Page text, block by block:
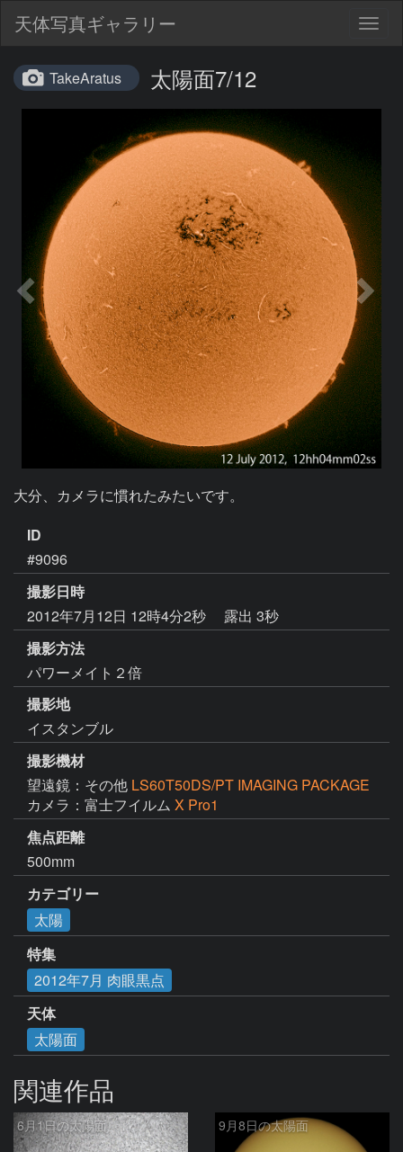
天体写真ギャラリー
TakeAratus 太陽面7/12
大分、カメラに慣れたみたいです。
ID
#9096
撮影日時
2012年7月12日 12時4分2秒
露出 3秒
撮影方法
パワーメイト２倍
撮影地
イスタンブル
撮影機材
望遠鏡：その他 LS60T50DS/PT IMAGING PACKAGE
カメラ：富士フイルム X Pro1
焦点距離
500mm
カテゴリー
太陽
特集
2012年7月 肉眼黒点
天体
太陽面
関連作品
6月1日の太陽面 9月8日の太陽面